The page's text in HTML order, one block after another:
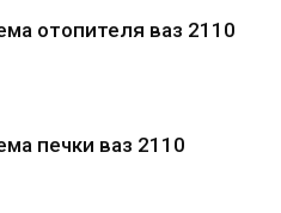
отопителя ваз 2110
печки ваз 2110